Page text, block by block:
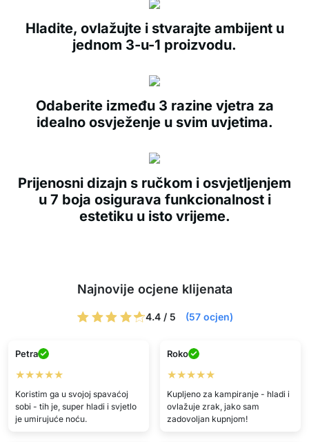
Hladite, ovlažujte i stvarajte ambijent u
jednom 3-u-1 proizvodu.
Odaberite između 3 razine vjetra za
idealno osvježenje u svim uvjetima.
Prijenosni dizajn s ručkom i osvjetljenjem
u 7 boja osigurava funkcionalnost i
estetiku u isto vrijeme.
Najnovije ocjene klijenata
4.4 / 5 (57 ocjen)
Petra
★★★★★
Koristim ga u svojoj spavaćoj
sobi - tih je, super hladi i svjetlo
je umirujuće noću.
Roko
★★★★★
Kupljeno za kampiranje - hladi i
ovlažuje zrak, jako sam
zadovoljan kupnjom!